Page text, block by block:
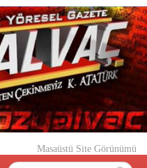
Masaüstü Site Görünümü